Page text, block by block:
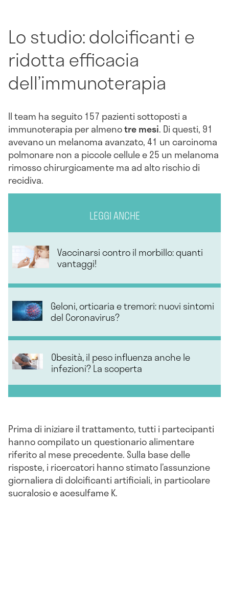
Lo studio: dolcificanti e
ridotta efficacia
dell’immunoterapia
Il team ha seguito 157 pazienti sottoposti a
immunoterapia per almenotre mesi. Di questi, 91
avevano un melanoma avanzato, 41 un carcinoma
polmonare non a piccole cellule e 25 un melanoma
rimosso chirurgicamente ma ad alto rischio di
recidiva.
LEGGI ANCHE
Vaccinarsi contro il morbillo: quanti
vantaggi!
Geloni, orticaria e tremori: nuovi sintomi
del Coronavirus?
Obesità, il peso influenza anche le
infezioni? La scoperta
Prima di iniziare il trattamento, tutti i partecipanti
hanno compilato un questionario alimentare
riferito al mese precedente. Sulla base delle
risposte, i ricercatori hanno stimato l’assunzione
giornaliera di dolcificanti artificiali, in particolare
sucralosio e acesulfame K.